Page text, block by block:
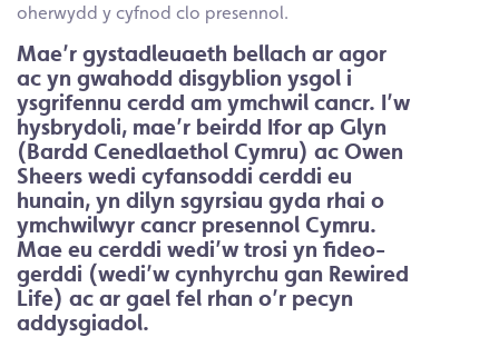
oherwydd y cyfnod clo presennol.
Mae’r gystadleuaeth bellach ar agor
ac yn gwahodd disgyblion ysgol i
ysgrifennu cerdd am ymchwil cancr. I’w
hysbrydoli, mae’r beirdd Ifor ap Glyn
(Bardd Cenedlaethol Cymru) ac Owen
Sheers wedi cyfansoddi cerddi eu
hunain, yn dilyn sgyrsiau gyda rhai o
ymchwilwyr cancr presennol Cymru.
Mae eu cerddi wedi’w trosi yn fideo-
gerddi (wedi’w cynhyrchu gan Rewired
Life) ac ar gael fel rhan o’r pecyn
addysgiadol.